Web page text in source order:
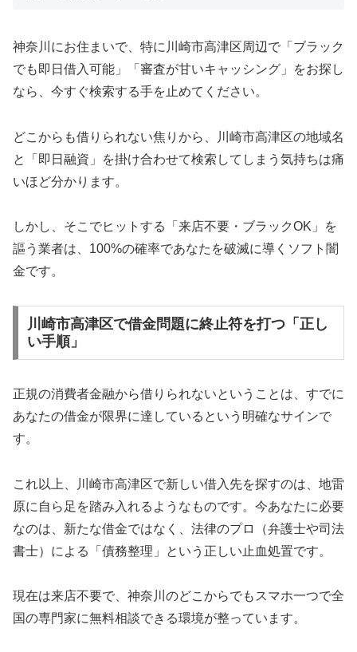
神奈川にお住まいで、特に川崎市高津区周辺で「ブラック
でも即日借入可能」「審査が甘いキャッシング」をお探し
なら、今すぐ検索する手を止めてください。
どこからも借りられない焦りから、川崎市高津区の地域名
と「即日融資」を掛け合わせて検索してしまう気持ちは痛
いほど分かります。
しかし、そこでヒットする「来店不要・ブラックOK」を
謳う業者は、100%の確率であなたを破滅に導くソフト闇
金です。
川崎市高津区で借金問題に終止符を打つ「正し
い手順」
正規の消費者金融から借りられないということは、すでに
あなたの借金が限界に達しているという明確なサインで
す。
これ以上、川崎市高津区で新しい借入先を探すのは、地雷
原に自ら足を踏み入れるようなものです。今あなたに必要
なのは、新たな借金ではなく、法律のプロ（弁護士や司法
書士）による「債務整理」という正しい止血処置です。
現在は来店不要で、神奈川のどこからでもスマホ一つで全
国の専門家に無料相談できる環境が整っています。